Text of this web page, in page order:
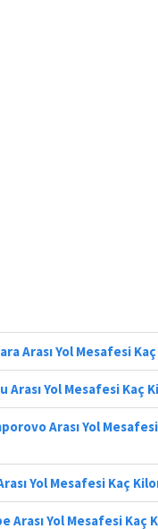
Arası Yol Mesafesi
Arası Yol Mesafesi Kaç
Arası Yol
Yol Mesafesi Kaç
Arası Yol Mesafesi Kaç